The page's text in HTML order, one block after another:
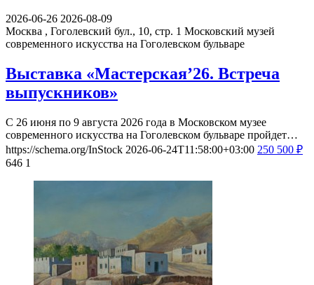
2026-06-26 2026-08-09
Москва , Гоголевский бул., 10, стр. 1 Московский музей
современного искусства на Гоголевском бульваре
Выставка «Мастерская’26. Встреча
выпускников»
С 26 июня по 9 августа 2026 года в Московском музее
современного искусства на Гоголевском бульваре пройдет…
https://schema.org/InStock 2026-06-24T11:58:00+03:00 250 500 ₽
646 1